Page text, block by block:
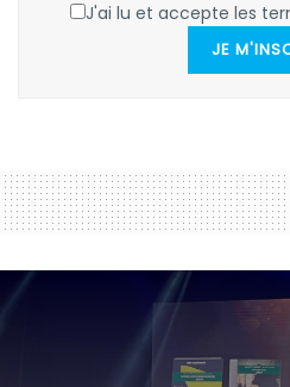
J'ai lu et accepte les
JE